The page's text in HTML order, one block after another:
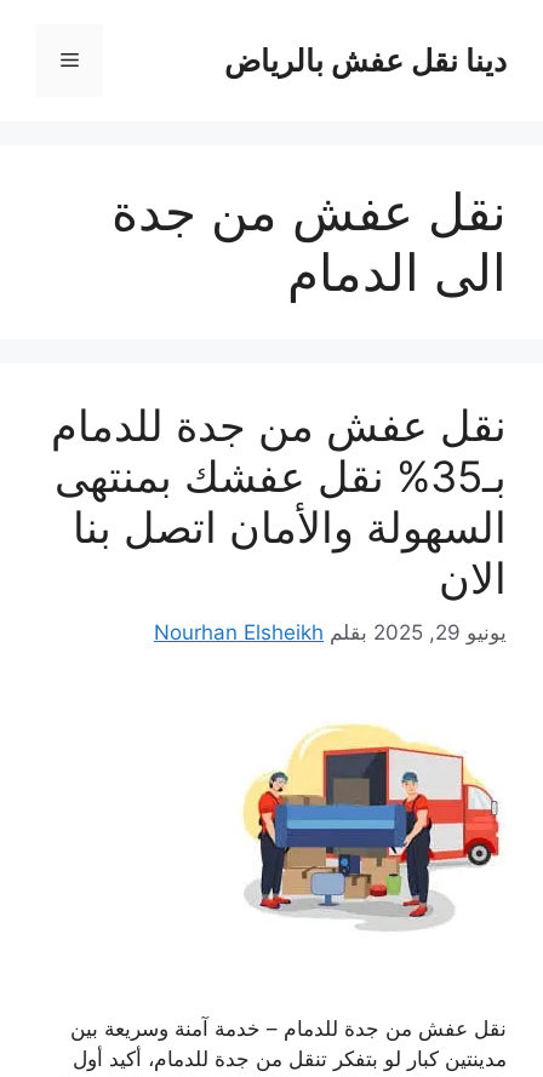
المحتوىدينا نقل عفش بالرياض القائمة
نقل عفش من جدة
الى الدمام
نقل عفش من جدة للدمام
بـ35% نقل عفشك بمنتهى
السهولة والأمان اتصل بنا
الان
يونيو 29, 2025 بقلم Nourhan Elsheikh
نقل عفش من جدة للدمام – خدمة آمنة وسريعة بين
مدينتين كبار لو بتفكر تنقل من جدة للدمام، أكيد أول